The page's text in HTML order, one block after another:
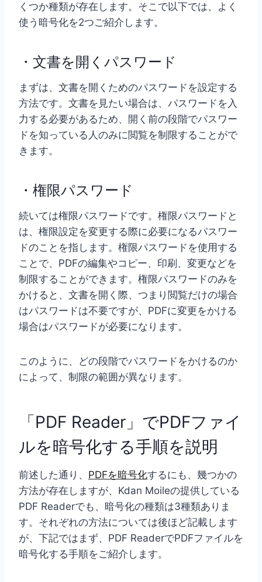
くつか種類が存在します。そこで以下では、よく
使う暗号化を2つご紹介します。
・文書を開くパスワード
まずは、文書を開くためのパスワードを設定する
方法です。文書を見たい場合は、パスワードを入
力する必要があるため、開く前の段階でパスワー
ドを知っている人のみに閲覧を制限することがで
きます。
・権限パスワード
続いては権限パスワードです。権限パスワードと
は、権限設定を変更する際に必要になるパスワー
ドのことを指します。権限パスワードを使用する
ことで、PDFの編集やコピー、印刷、変更などを
制限することができます。権限パスワードのみを
かけると、文書を開く際、つまり閲覧だけの場合
はパスワードは不要ですが、PDFに変更をかける
場合はパスワードが必要になります。
このように、どの段階でパスワードをかけるのか
によって、制限の範囲が異なります。
「PDF Reader 」でPDFファイ
ルを暗号化する手順を説明
前述した通り、 PDFを暗号化するにも、幾つかの
方法が存在しますが、Kdan Moileの提供している
PDF Readerでも、暗号化の種類は3種類ありま
す。それぞれの方法については後ほど記載します
が、下記ではまず、PDF ReaderでPDFファイルを
暗号化する手順をご紹介します。